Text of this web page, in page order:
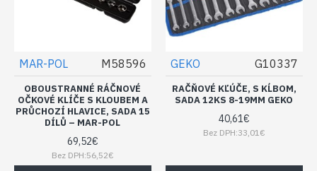
MAR-POL M58596
OBOUSTRANNÉ RÁČNOVÉ
OČKOVÉ KLÍČE S KLOUBEM A
PRŮCHOZÍ HLAVICE, SADA 15
DÍLŮ – MAR-POL
69,52€
Bez DPH:56,52€
GEKO G10337
RAČŇOVÉ KĽÚČE, S KĹBOM,
SADA 12KS 8-19MM GEKO
40,61€
Bez DPH:33,01€